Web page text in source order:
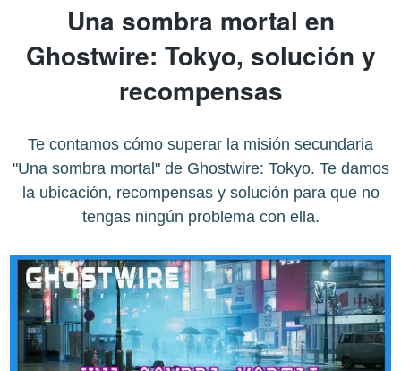
Una sombra mortal en
Ghostwire: Tokyo, solución y
recompensas
Te contamos cómo superar la misión secundaria
"Una sombra mortal" de Ghostwire: Tokyo. Te damos
la ubicación, recompensas y solución para que no
tengas ningún problema con ella.